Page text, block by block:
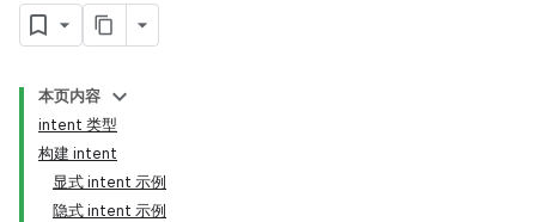
本页内容
intent 类型
构建 intent
显式 intent 示例
隐式 intent 示例